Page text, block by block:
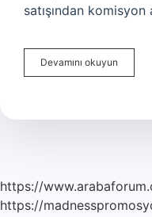
satışından komisyon
Devamını okuyun
https://
https://